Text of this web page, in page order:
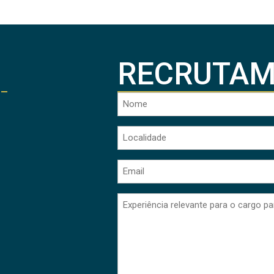
Nome
Primeiro
Localidade
Email
Sem
título